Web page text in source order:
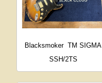
Blacksmoker TM SIGMA
SSH/2TS